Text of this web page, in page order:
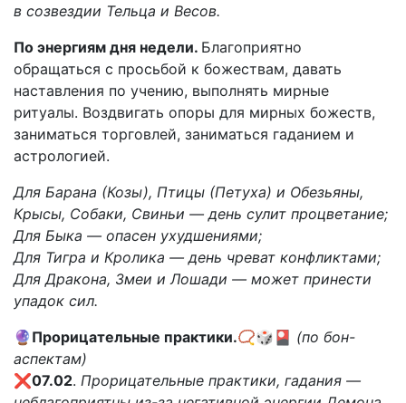
в созвездии Тельца и Весов.
По энергиям дня недели. Благоприятно
обращаться с просьбой к божествам, давать
наставления по учению, выполнять мирные
ритуалы. Воздвигать опоры для мирных божеств,
заниматься торговлей, заниматься гаданием и
астрологией.
Для Барана (Козы), Птицы (Петуха) и Обезьяны,
Крысы, Собаки, Свиньи — день сулит процветание;
Для Быка — опасен ухудшениями;
Для Тигра и Кролика — день чреват конфликтами;
Для Дракона, Змеи и Лошади — может принести
упадок сил.
🔮 Прорицательные практики.📿🎲🎴 (по бон-
аспектам)
❌07.02. Прорицательные практики, гадания —